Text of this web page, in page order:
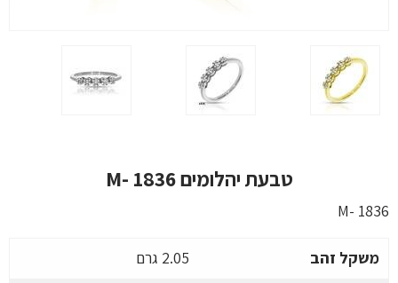
טבעת יהלומים M- 1836
M- 1836
משקל זהב
2.05 גרם